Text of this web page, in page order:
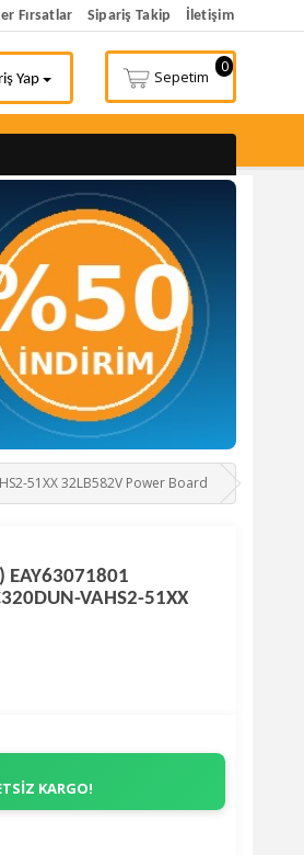
Fırsatlar Sipariş Takip İletişim
0
Sepetim
Yap
51XX 32LB582V Power Board
EAY63071801
VAHS2-51XX
KARGO!